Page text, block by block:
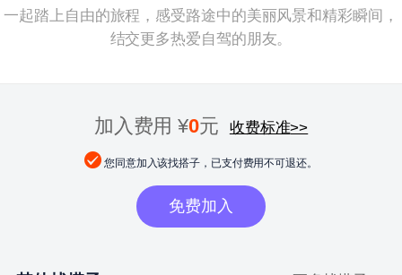
一起踏上自由的旅程，感受路途中的美丽风景和精彩瞬间，
结交更多热爱自驾的朋友。
加入费用 ¥0元 收费标准>>
您同意加入该找搭子，已支付费用不可退还。
免费加入